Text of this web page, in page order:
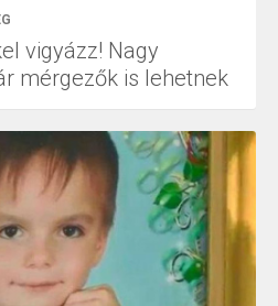
vigyázz! Nagy
mérgezők is lehetnek